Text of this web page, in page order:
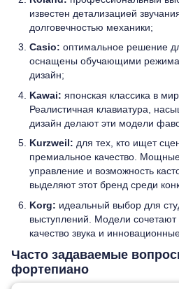
известен детализацией
долговечностью механики;
Casio: оптимальное решение
оснащены обучающими
дизайн;
Kawai: японская классика в
Реалистичная клавиатура,
дизайн делают эти модели
Kurzweil: для тех, кто ищет
премиальное качество.
управление и возможность
выделяют этот бренд среди
Korg: идеальный выбор для
выступлений. Модели сочетают
качество звука и
Часто задаваемые
фортепиано